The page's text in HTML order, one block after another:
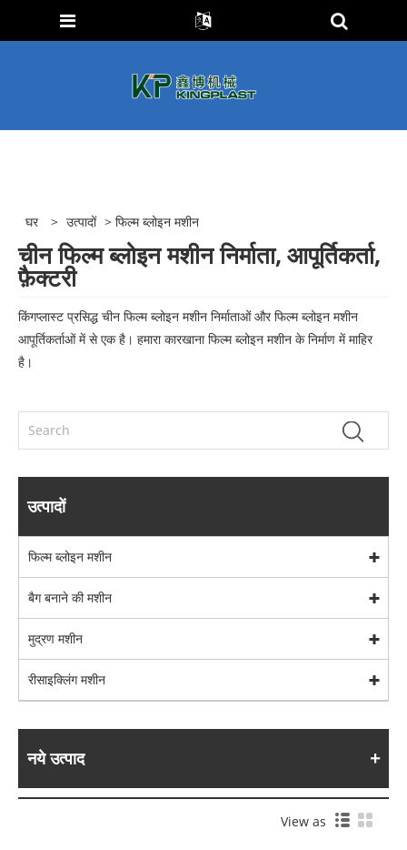
घर > उत्पादों > फिल्म ब्लोइन मशीन
चीन फिल्म ब्लोइन मशीन निर्माता, आपूर्तिकर्ता,
फ़ैक्टरी
किंगप्लास्ट प्रसिद्ध चीन फिल्म ब्लोइन मशीन निर्माताओं और फिल्म ब्लोइन मशीन
आपूर्तिकर्ताओं में से एक है। हमारा कारखाना फिल्म ब्लोइन मशीन के निर्माण में माहिर
है।
उत्पादों
फिल्म ब्लोइन मशीन
बैग बनाने की मशीन
मुद्रण मशीन
रीसाइक्लिंग मशीन
नये उत्पाद
View as